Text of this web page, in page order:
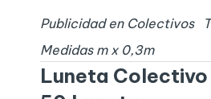
Publicidad en Colectivos
Medidas m x 0,3m
Luneta